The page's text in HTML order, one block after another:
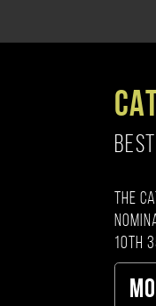
The
10th